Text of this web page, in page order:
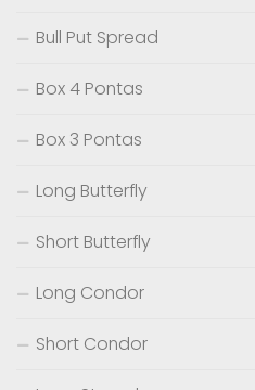
Bull Put Spread
Box 4 Pontas
Box 3 Pontas
Long Butterfly
Short Butterfly
Long Condor
Short Condor